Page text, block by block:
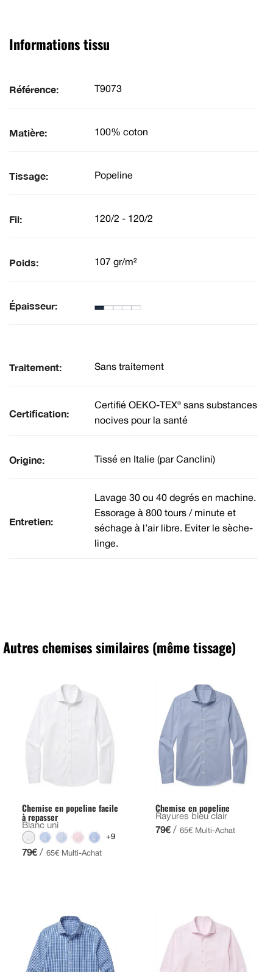
Informations tissu
Référence: T9073
Matière: 100% coton
Tissage: Popeline
Fil: 120/2 - 120/2
Poids: 107 gr/m²
Épaisseur:
Traitement: Sans traitement
Certification:
Certifié OEKO-TEX® sans substances
nocives pour la santé
Origine: Tissé en Italie (par Canclini)
Entretien:
Lavage 30 ou 40 degrés en machine.
Essorage à 800 tours / minute et
séchage à l’air libre. Eviter le sèche-
linge.
Autres chemises similaires (même tissage)
Chemise en popeline facile
à repasser
Blanc uni
+9
79€ / 65€ Multi-Achat
Chemise en popeline
Rayures bleu clair
79€ / 65€ Multi-Achat